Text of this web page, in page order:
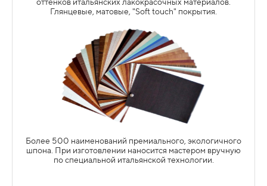
оттенков итальянских лакокрасочных материалов.
Глянцевые, матовые, "Soft touch" покрытия.
Более 500 наименований премиального, экологичного
шпона. При изготовлении наносится мастером вручную
по специальной итальянской технологии.
ЯЩИКИ TANDEMBOX